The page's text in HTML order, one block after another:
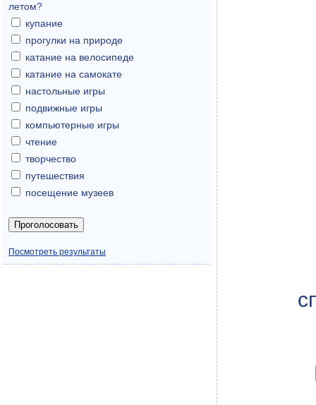
летом?
купание
прогулки на природе
катание на велосипеде
катание на самокате
настольные игры
подвижные игры
компьютерные игры
чтение
творчество
путешествия
посещение музеев
Посмотреть результаты